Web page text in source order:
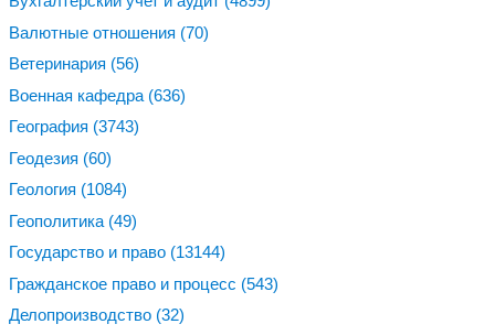
Валютные отношения (70)
Ветеринария (56)
Военная кафедра (636)
География (3743)
Геодезия (60)
Геология (1084)
Геополитика (49)
Государство и право (13144)
Гражданское право и процесс (543)
Делопроизводство (32)